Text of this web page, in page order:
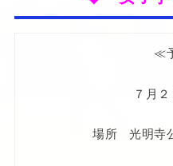
≪
７月２
場所 光明寺